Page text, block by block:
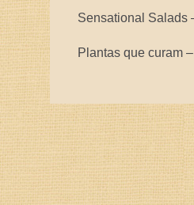
Sensational Salads
Plantas que curam